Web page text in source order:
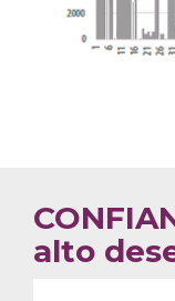
alto